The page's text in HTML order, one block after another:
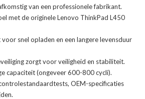
van een professionele fabrikant.
met deoriginele Lenovo ThinkPad L450
snel opladen en een langere levensduur
zorgt voor veiligheid en stabiliteit.
capaciteit (ongeveer 600-800 cycli).
OEM-specificaties